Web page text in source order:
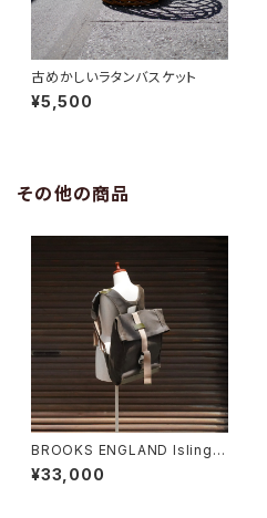
古めかしいラタンバスケット
¥5,500
その他の商品
BROOKS ENGLAND Islingto
n Rucksack
¥33,000